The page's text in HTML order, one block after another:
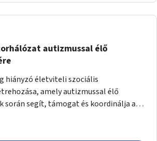
autizmussal élő
hiányzó életviteli szociális
amely autizmussal élő
segít, támogat és koordinálja a